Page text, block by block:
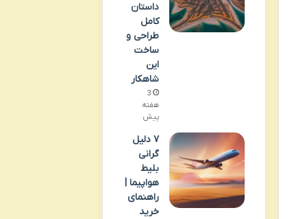
داستان
کامل
طراحی و
ساخت
این
شاهکار
3
هفته
پیش
۷ دلیل
گرانی
بلیط
هواپیما |
راهنمای
خرید